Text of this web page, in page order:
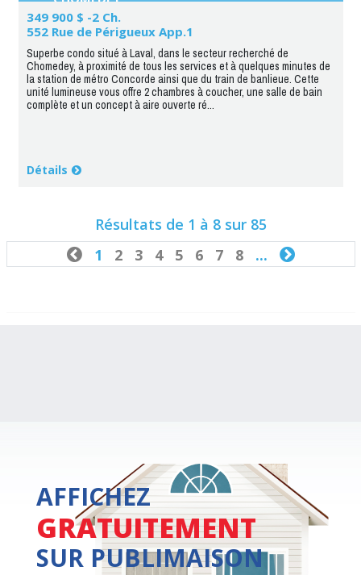
349 900 $ -2 Ch.
552 Rue de Périgueux App.1
Superbe condo situé à Laval, dans le secteur recherché de
Chomedey, à proximité de tous les services et à quelques minutes de
la station de métro Concorde ainsi que du train de banlieue. Cette
unité lumineuse vous offre 2 chambres à coucher, une salle de bain
complète et un concept à aire ouverte ré...
Détails
Résultats de 1 à 8 sur 85
1 2 3 4 5 6 7 8... 
AFFICHEZ
GRATUITEMENT
SUR PUBLIMAISON